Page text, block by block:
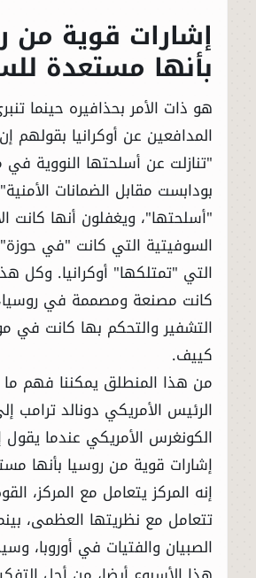
إشارات قوية من
بأنها مستعدة
هو ذات الأمر بحذافيره حينما
المدافعين عن أوكرانيا بقولهم إن
"تنازلت عن أسلحتها النووية
بودابست مقابل الضمانات
"أسلحتها"، ويغفلون أنها كانت
السوفيتية التي كانت "في حوزة"
التي "تمتلكها" أوكرانيا. وكل
كانت مصنعة ومصممة في
التشفير والتحكم بها كانت في
كييف.
من هذا المنطلق يمكننا فهم
الرئيس الأمريكي دونالد ترامب
الكونغرس الأمريكي عندما يقول
إشارات قوية من روسيا بأنها
إنه المركز يتعامل مع المركز،
تتعامل مع نظريتها العظمى،
الصبيان والفتيات في أوروبا،